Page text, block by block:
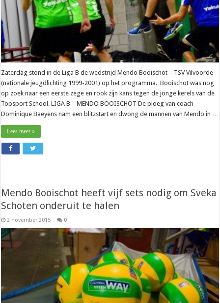
Zaterdag stond in de Liga B de wedstrijd Mendo Booischot – TSV Vilvoorde
(nationale jeugdlichting 1999-2001) op het programma. Booischot was nog
op zoek naar een eerste zege en rook zijn kans tegen de jonge kerels van de
Topsport School. LIGA B – MENDO BOOISCHOT De ploeg van coach
Dominique Baeyens nam een blitzstart en dwong de mannen van Mendo in …
Lees meer »
Mendo Booischot heeft vijf sets nodig om Sveka
Schoten onderuit te halen
2 november 2015 0